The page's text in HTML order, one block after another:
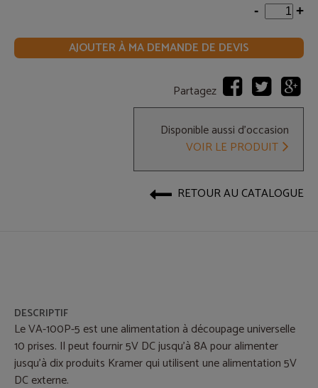
- +
AJOUTER À MA DEMANDE DE DEVIS
Partagez
Disponible aussi d'occasion
VOIR LE PRODUIT
RETOUR AU CATALOGUE
DESCRIPTIF
Le VA-100P-5 est une alimentation à découpage universelle
10 prises. Il peut fournir 5V DC jusqu'à 8A pour alimenter
jusqu'à dix produits Kramer qui utilisent une alimentation 5V
DC externe.